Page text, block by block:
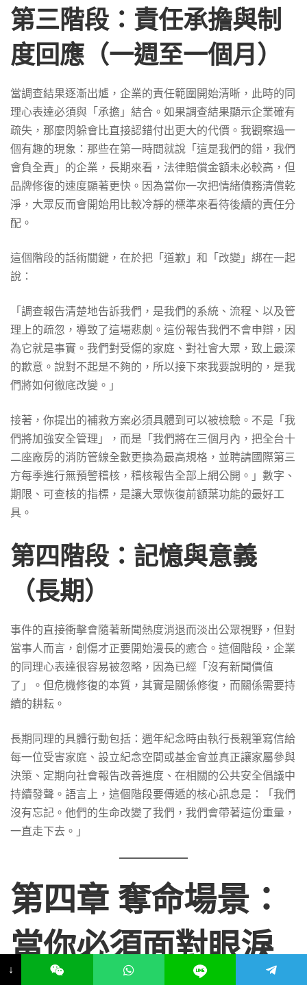
第三階段：責任承擔與制
度回應（一週至一個月）
當調查結果逐漸出爐，企業的責任範圍開始清晰，此時的同
理心表達必須與「承擔」結合。如果調查結果顯示企業確有
疏失，那麼閃躲會比直接認錯付出更大的代價。我觀察過一
個有趣的現象：那些在第一時間就說「這是我們的錯，我們
會負全責」的企業，長期來看，法律賠償金額未必較高，但
品牌修復的速度顯著更快。因為當你一次把情緒債務清償乾
淨，大眾反而會開始用比較冷靜的標準來看待後續的責任分
配。
這個階段的話術關鍵，在於把「道歉」和「改變」綁在一起
說：
「調查報告清楚地告訴我們，是我們的系統、流程、以及管
理上的疏忽，導致了這場悲劇。這份報告我們不會申辯，因
為它就是事實。我們對受傷的家庭、對社會大眾，致上最深
的歉意。說對不起是不夠的，所以接下來我要說明的，是我
們將如何徹底改變。」
接著，你提出的補救方案必須具體到可以被檢驗。不是「我
們將加強安全管理」，而是「我們將在三個月內，把全台十
二座廠房的消防管線全數更換為最高規格，並聘請國際第三
方每季進行無預警稽核，稽核報告全部上網公開。」數字、
期限、可查核的指標，是讓大眾恢復前額葉功能的最好工
具。
第四階段：記憶與意義
（長期）
事件的直接衝擊會隨著新聞熱度消退而淡出公眾視野，但對
當事人而言，創傷才正要開始漫長的癒合。這個階段，企業
的同理心表達很容易被忽略，因為已經「沒有新聞價值
了」。但危機修復的本質，其實是關係修復，而關係需要持
續的耕耘。
長期同理的具體行動包括：週年紀念時由執行長親筆寫信給
每一位受害家庭、設立紀念空間或基金會並真正讓家屬參與
決策、定期向社會報告改善進度、在相關的公共安全倡議中
持續發聲。語言上，這個階段要傳遞的核心訊息是：「我們
沒有忘記。他們的生命改變了我們，我們會帶著這份重量，
一直走下去。」
第四章 奪命場景：
當你必須面對眼淚
↓